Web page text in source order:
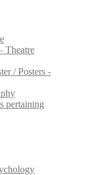
Theatre
/ Posters -
pertaining